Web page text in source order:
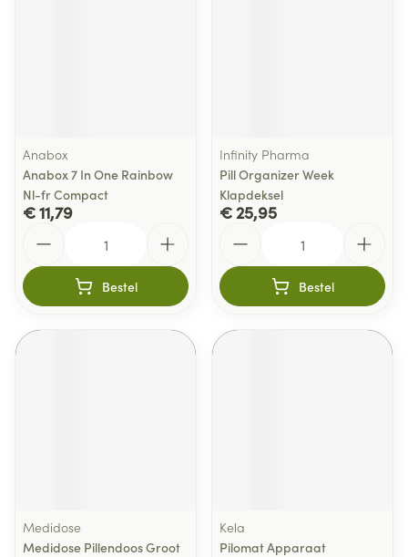
Anabox
Anabox 7 In One Rainbow
Nl-fr Compact
€ 11,79
Bestel
Infinity Pharma
Pill Organizer Week
Klapdeksel
€ 25,95
Bestel
Medidose
Medidose Pillendoos Groot
Kela
Pilomat Apparaat